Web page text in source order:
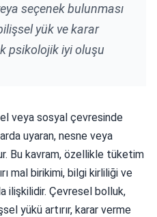
seçenek bulunması
yük ve karar
psikolojik iyi oluşu
veya sosyal çevresinde
uyaran, nesne veya
Bu kavram, özellikle tüketim
mal birikimi, bilgi kirliliği ve
ilişkilidir. Çevresel bolluk,
yükü artırır, karar verme